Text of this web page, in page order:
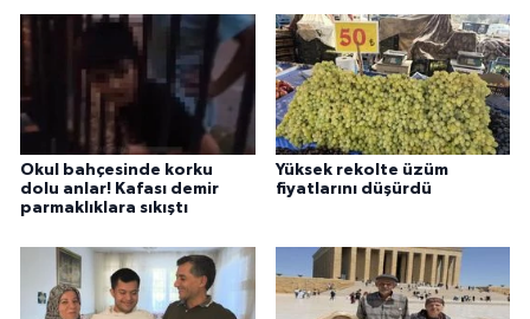
Okul bahçesinde korku
dolu anlar! Kafası demir
parmaklıklara sıkıştı
Yüksek rekolte üzüm
fiyatlarını düşürdü